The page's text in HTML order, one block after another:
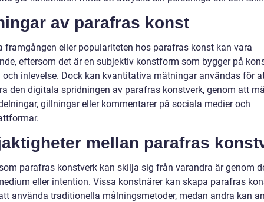
av parafras konst
framgången eller populariteten hos parafras konst kan vara
eftersom det är en subjektiv konstform som bygger på
inlevelse. Dock kan kvantitativa mätningar användas för
den digitala spridningen av parafras konstverk, genom att
gillningar eller kommentarer på sociala medier och
mellan parafras
parafras konstverk kan skilja sig från varandra är genom
eller intention. Vissa konstnärer kan skapa parafras
använda traditionella målningsmetoder, medan andra kan